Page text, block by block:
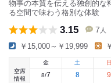
物事の本質を伝える独創的な
る空間で味わう格別な体験
3.15 7 人
￥15,000～￥19,999
空席
情報
金
8/7
土
8
日
9